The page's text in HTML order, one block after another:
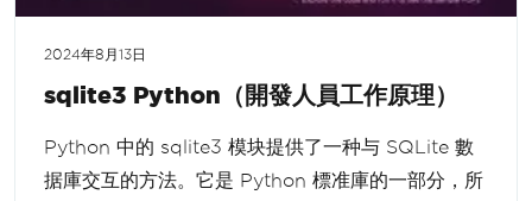
2024年8月13日
sqlite3 Python（開發人員工作原理）
Python 中的 sqlite3 模块提供了一种与 SQLite 數
据庫交互的方法。它是 Python 標准庫的一部分，所